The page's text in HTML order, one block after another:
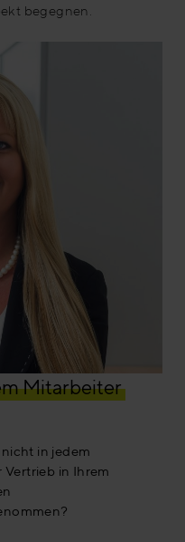
begegnen.
Mitarbeiter
nicht in jedem
in Ihrem